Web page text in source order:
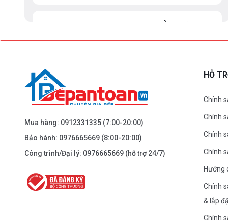
BEPANTOAN.VN - ĐẠI LA - HAI BÀ TRƯNG -
Dẫn đường
BEPANTOAN.VN - NGUYỄN TRÃI - THANH
Dẫn đường
Mua hàng: 0912331335 (7:00-20:00)
Bảo hành: 0976665669 (8:00-20:00)
Công trình/Đại lý: 0976665669 (hỗ trợ 24/7)
HỖ
Chính
Chính
Chính
Chính
Hướng
Chính
& lắp
Chính